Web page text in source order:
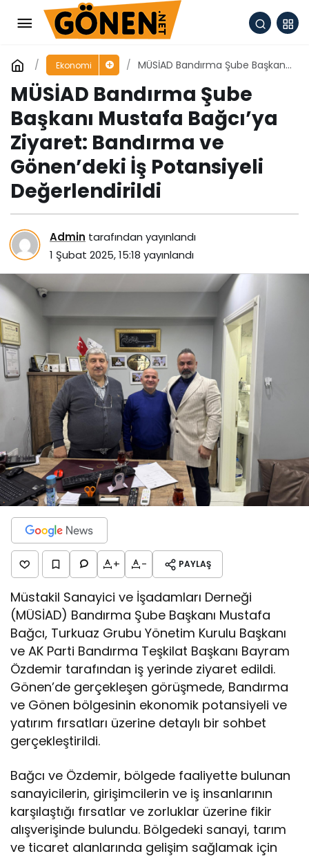
Ekonomi
MÜSİAD Bandırma Şube Başkanı
Bandırma ve Gönen’deki İş
Potansiyeli Değerlendirildi
MÜSİAD Bandırma Şube
Başkanı Mustafa Bağcı’ya
Ziyaret: Bandırma ve
Gönen’deki İş Potansiyeli
Değerlendirildi
Admin tarafından yayınlandı
1 Şubat 2025, 15:18 yayınlandı
+ - PAYLAŞ
Müstakil Sanayici ve İşadamları Derneği
(MÜSİAD) Bandırma Şube Başkanı Mustafa
Bağcı, Turkuaz Grubu Yönetim Kurulu Başkanı
ve AK Parti Bandırma Teşkilat Başkanı Bayram
Özdemir tarafından iş yerinde ziyaret edildi.
Gönen’de gerçekleşen görüşmede, Bandırma
ve Gönen bölgesinin ekonomik potansiyeli ve
yatırım fırsatları üzerine detaylı bir sohbet
gerçekleştirildi.
Bağcı ve Özdemir, bölgede faaliyette bulunan
sanayicilerin, girişimcilerin ve iş insanlarının
karşılaştığı fırsatlar ve zorluklar üzerine fikir
alışverişinde bulundu. Bölgedeki sanayi, tarım
ve ticaret alanlarında gelişim sağlamak için